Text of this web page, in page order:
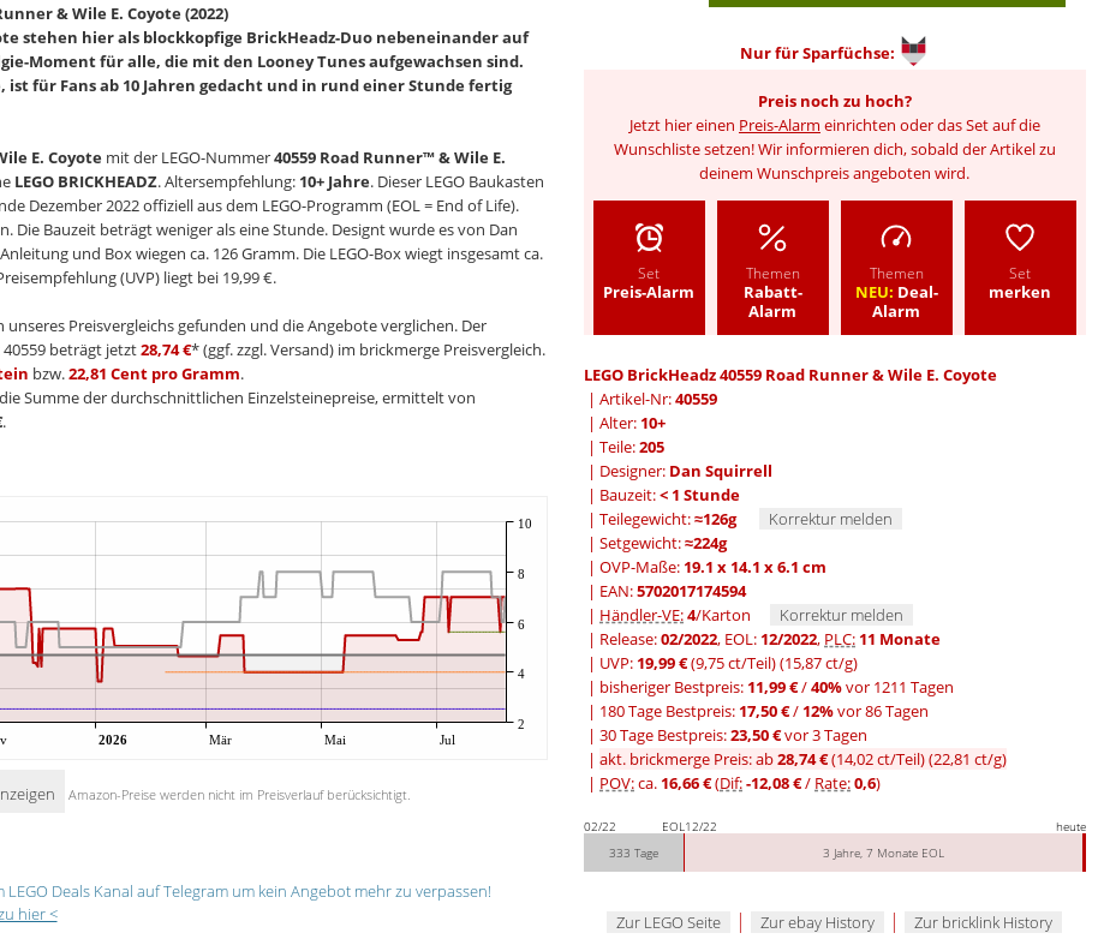
Nur fürSparfüchse:
Preis noch zu hoch?
Jetzt hier einen Preis-Alarm einrichten oder das Set auf die
Wunschliste setzen! Wir informieren dich, sobald der Artikel zu
deinem Wunschpreis angeboten wird.
Set
Preis-Alarm
Themen
Rabatt-
Alarm
Themen
NEU: Deal-
Alarm
Set
merken
LEGO BrickHeadz 40559 Road Runner & Wile E. Coyote
| Artikel-Nr:40559
| Alter: 10+
| Teile:205
| Designer: Dan Squirrell
| Bauzeit:< 1 Stunde
| Teilegewicht:≈126g
Korrektur melden
| Setgewicht:≈224g
| OVP-Maße: 19.1 x 14.1 x 6.1 cm
| EAN:5702017174594
| Händler-VE:4/Karton
Korrektur melden
| Release:02/2022, EOL: 12/2022, PLC: 11 Monate
| UVP: 19,99 €(9,75 ct/Teil)(15,87 ct/g)
| bisheriger Bestpreis: 11,99 €/40%vor 1211 Tagen
| 180 Tage Bestpreis: 17,50 €/ 12%vor 86 Tagen
| 30 Tage Bestpreis:23,50 €vor 3 Tagen
| akt. brickmerge Preis: ab28,74 €(14,02 ct/Teil)(22,81 ct/g)
| POV:ca. 16,66 €(Dif:-12,08 €/ Rate:0,6)
02/22 EOL 12/22
heute
333 Tage
3 Jahre, 7 Monate EOL
Zur LEGO Seite | Zur ebay History | Zur bricklink History
& Wile E. Coyote (2022)
stehen hier als blockkopfige BrickHeadz-Duo nebeneinander auf
Moment für alle, die mit den Looney Tunes aufgewachsen sind.
ist für Fans ab 10 Jahren gedacht und in rund einer Stunde fertig
E. Coyotemit der LEGO-Nummer40559 Road Runner™ & Wile E.
LEGO BRICKHEADZ. Altersempfehlung: 10+ Jahre. Dieser LEGO Baukasten
Dezember 2022 offiziell aus dem LEGO-Programm (EOL = End of Life).
Die Bauzeit beträgt weniger als eine Stunde. Designt wurde es von Dan
und Box wiegen ca. 126 Gramm. Die LEGO-Box wiegt insgesamt ca.
(UVP) liegt bei 19,99 €.
unseres Preisvergleichs gefunden und die Angebote verglichen. Der
40559 beträgt jetzt28,74 €* (ggf. zzgl. Versand) im brickmerge Preisvergleich.
bzw.22,81 Cent pro Gramm.
Summe der durchschnittlichen Einzelsteinepreise, ermittelt von
.
2026 Mär Mai Jul
2
4
6
8
10
Amazon-Preise werden nicht im Preisverlauf berücksichtigt.
LEGO Deals Kanal auf Telegram um kein Angebot mehr zu verpassen!
hier <